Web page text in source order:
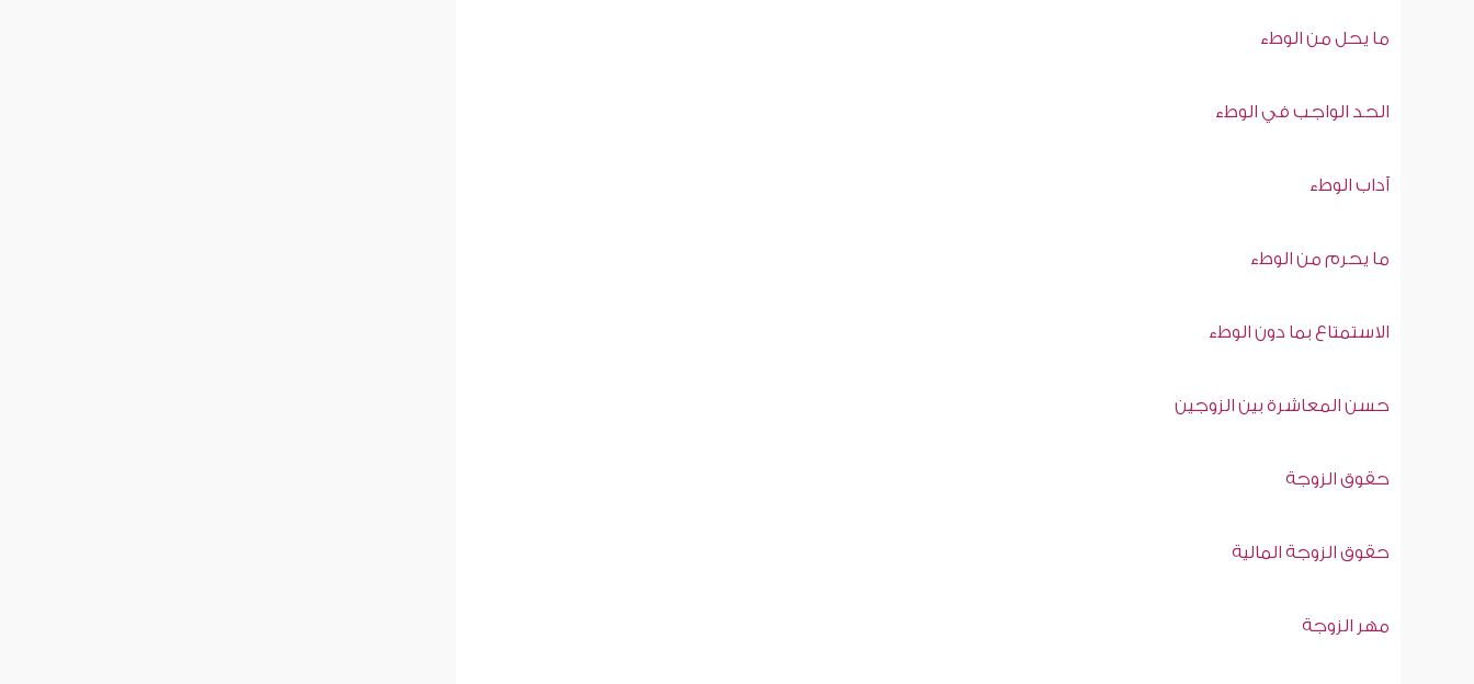
ما يحل من الوطء
الحد الواجب في الوطء
آداب الوطء
ما يحرم من الوطء
الاستمتاع بما دون الوطء
حسن المعاشرة بين الزوجين
حقوق الزوجة
حقوق الزوجة المالية
مهر الزوجة